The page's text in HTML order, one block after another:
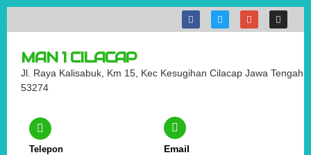
MAN 1 CILACAP
Jl. Raya Kalisabuk, Km 15, Kec Kesugihan Cilacap Jawa Tengah
53274
Telepon
Email